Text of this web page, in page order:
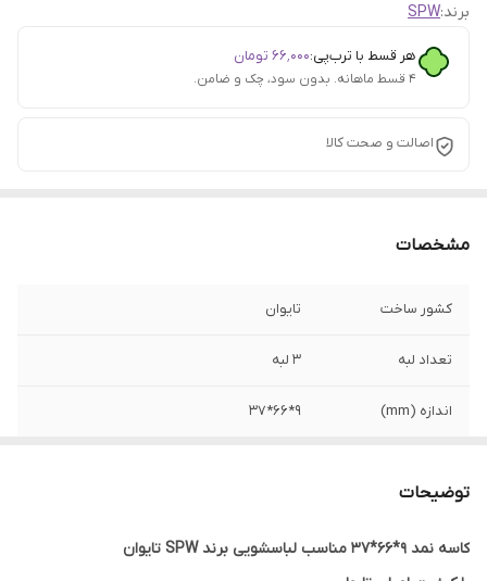
برند:SPW
هر قسط با ترب‌پی:۶۶٬۰۰۰ تومان
۴ قسط ماهانه. بدون سود، چک و ضامن.
اصالت و صحت کالا
مشخصات
کشور ساخت تایوان
تعداد لبه 3 لبه
اندازه (mm) 9*66*37
توضیحات
کاسه نمد 9*66*37 مناسب لباسشویی برند SPW تایوان